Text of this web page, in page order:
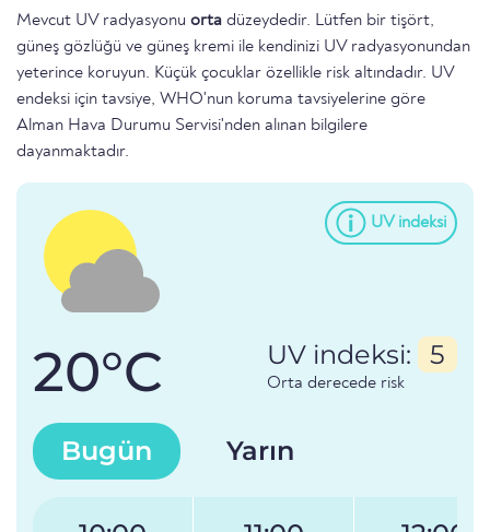
Mevcut UV radyasyonu orta düzeydedir. Lütfen bir tişört,
güneş gözlüğü ve güneş kremi ile kendinizi UV radyasyonundan
yeterince koruyun. Küçük çocuklar özellikle risk altındadır. UV
endeksi için tavsiye, WHO'nun koruma tavsiyelerine göre
Alman Hava Durumu Servisi'nden alınan bilgilere
dayanmaktadır.
UV indeksi
20°C UV indeksi: 5
Orta derecede risk
Bugün Yarın